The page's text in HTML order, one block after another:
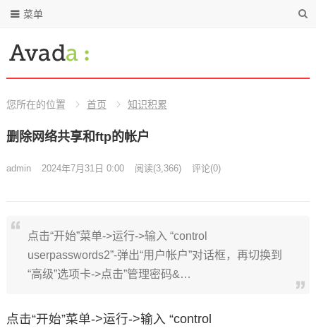
菜单
您所在的位置 首页 知识积累
删除网络共享和ftp的帐户
admin 2024年7月31日 0:00 阅读(3,366) 评论(0)
点击“开始”菜单->运行->输入 “control
userpasswords2”-弹出“用户帐户”对话框，再切换到
“高级”选项卡->点击”管理密码&…
点击“开始”菜单->运行->输入 “control